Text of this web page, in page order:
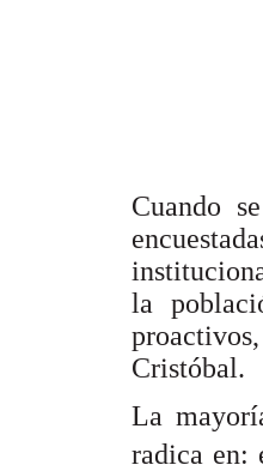
Cuando
la
Cristóbal.
La
radica en: